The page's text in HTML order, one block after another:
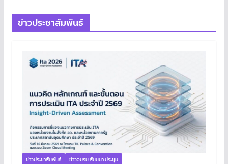
ข่าวประชาสัมพันธ์
ข่าวประชาสัมพันธ์ ข่าวอบรม สัมมนา ประชุม